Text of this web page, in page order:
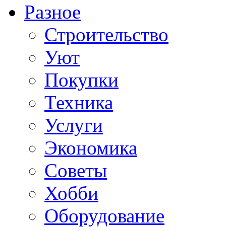
Разное
Строительство
Уют
Покупки
Техника
Услуги
Экономика
Советы
Хобби
Oборудование